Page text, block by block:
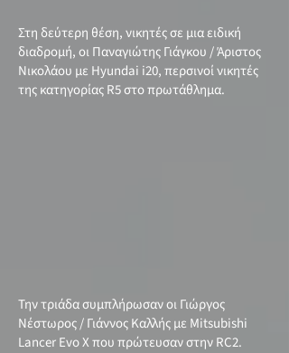
Στη δεύτερη θέση, νικητές σε μια ειδική
διαδρομή, οι Παναγιώτης Γιάγκου / Άριστος
Νικολάου με Hyundai i20, περσινοί νικητές
της κατηγορίας R5 στο πρωτάθλημα.
Την τριάδα συμπλήρωσαν οι Γιώργος
Νέστωρος / Γιάννος Καλλής με Mitsubishi
Lancer Evo X που πρώτευσαν στην RC2.